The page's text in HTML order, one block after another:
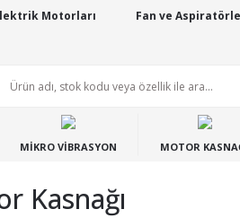
Motorları Fan ve
MİKRO VİBRASYON MOTOR
Kasnağı